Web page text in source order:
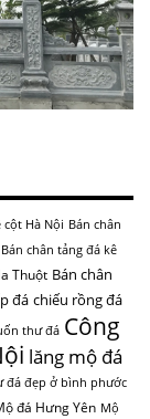
cột Hà Nội Bán chân
Bán chân tảng đá kê
Thuột Bán chân
đá chiếu rồng đá
thư đá Công
lăng mộ đá
đá đẹp ở bình phước
đá Hưng Yên Mộ